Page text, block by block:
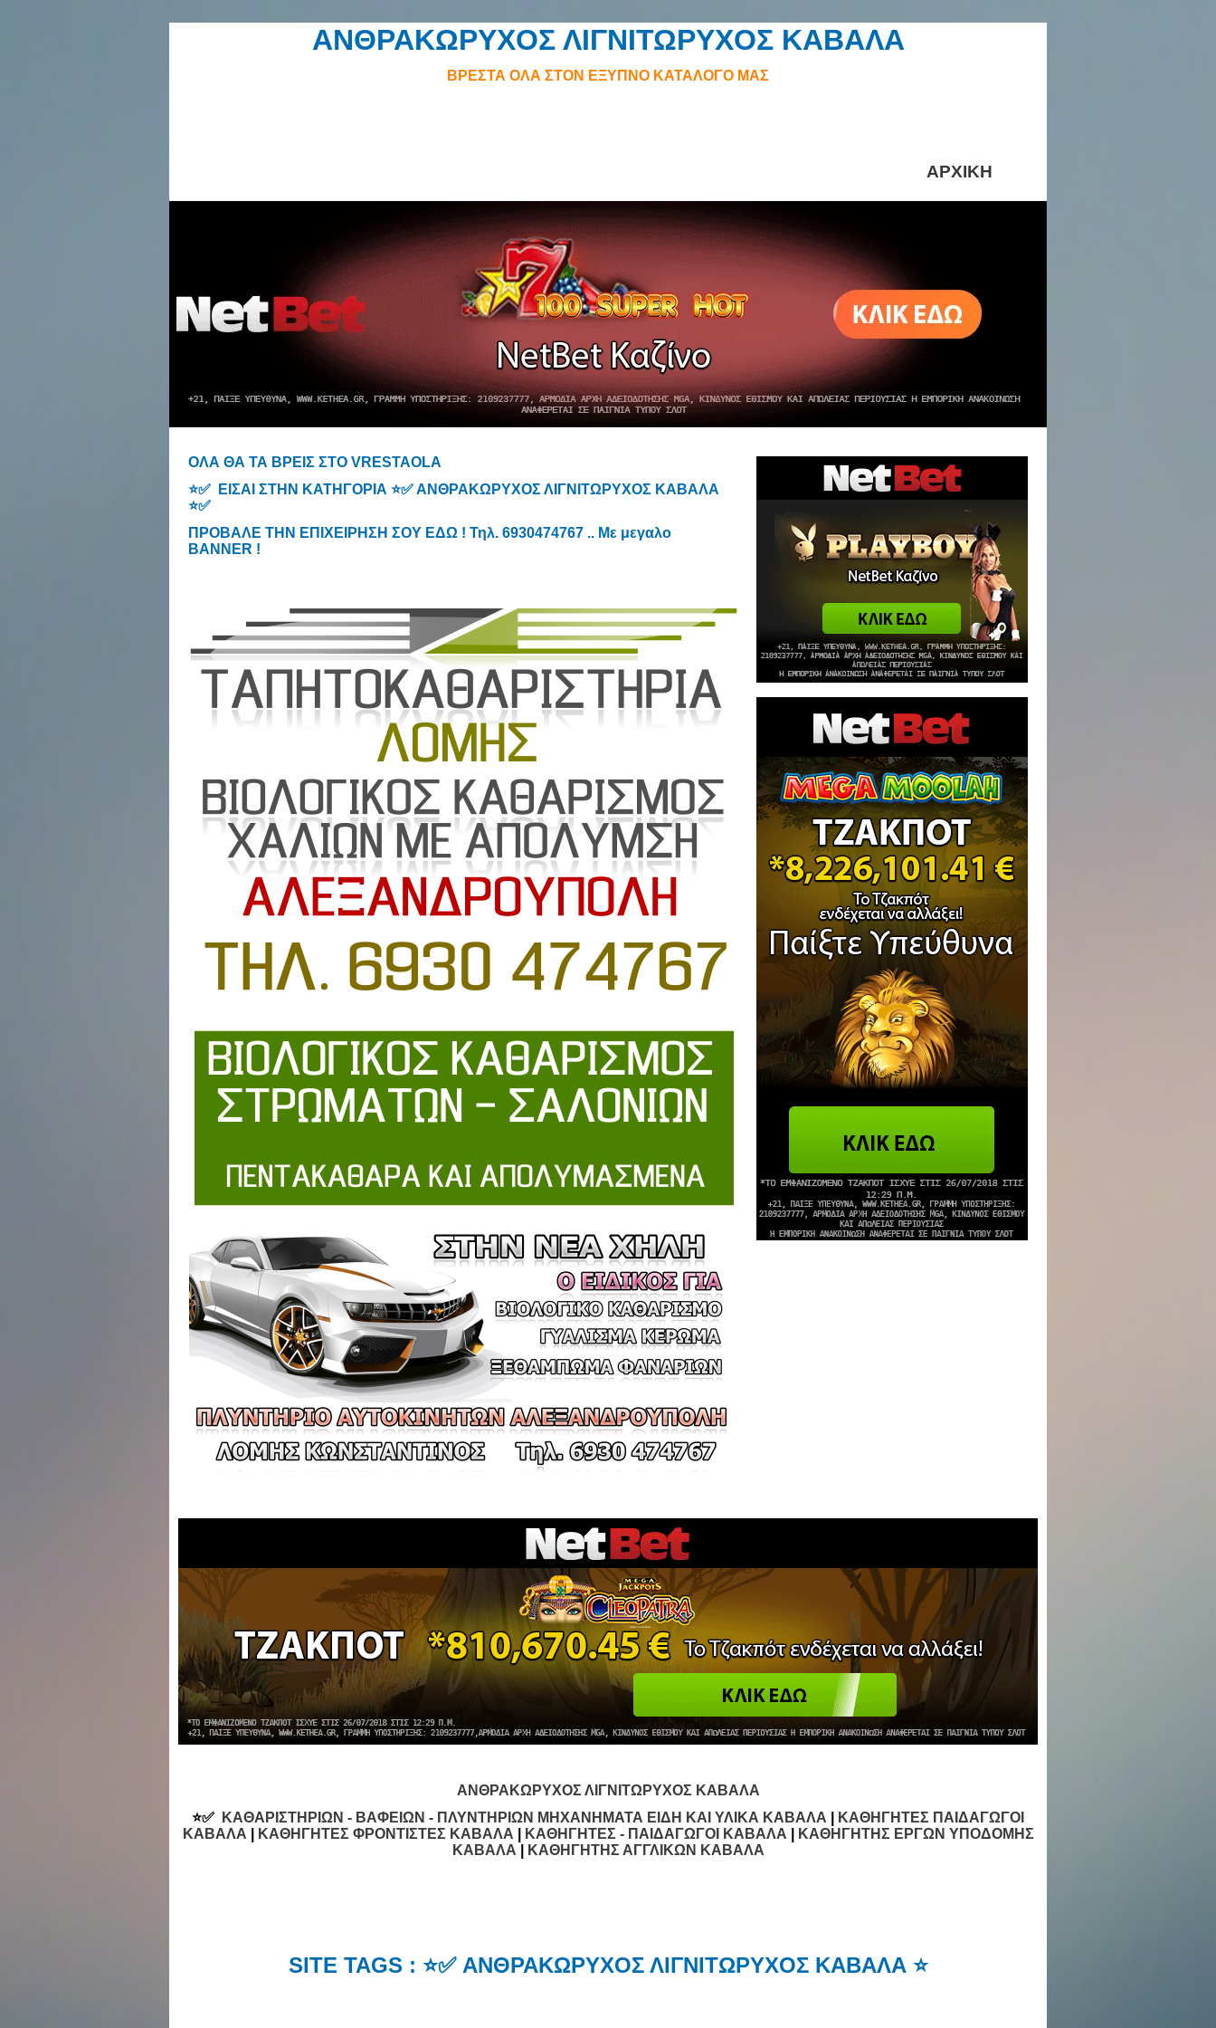
ΑΝΘΡΑΚΩΡΥΧΟΣ ΛΙΓΝΙΤΩΡΥΧΟΣ ΚΑΒΑΛΑ
ΒΡΕΣΤΑ ΟΛΑ ΣΤΟΝ ΕΞΥΠΝΟ ΚΑΤΑΛΟΓΟ ΜΑΣ
ΑΡΧΙΚΗ
ΟΛΑ ΘΑ ΤΑ ΒΡΕΙΣ ΣΤΟ VRESTAOLA
⭐✅ ΕΙΣΑΙ ΣΤΗΝ ΚΑΤΗΓΟΡΙΑ ⭐✅ ΑΝΘΡΑΚΩΡΥΧΟΣ ΛΙΓΝΙΤΩΡΥΧΟΣ ΚΑΒΑΛΑ
⭐✅
ΠΡΟΒΑΛΕ ΤΗΝ ΕΠΙΧΕΙΡΗΣΗ ΣΟΥ ΕΔΩ ! Τηλ. 6930474767 .. Με μεγαλο
BANNER !
ΑΝΘΡΑΚΩΡΥΧΟΣ ΛΙΓΝΙΤΩΡΥΧΟΣ ΚΑΒΑΛΑ
⭐✅
ΚΑΘΑΡΙΣΤΗΡΙΩΝ - ΒΑΦΕΙΩΝ - ΠΛΥΝΤΗΡΙΩΝ ΜΗΧΑΝΗΜΑΤΑ ΕΙΔΗ ΚΑΙ ΥΛΙΚΑ ΚΑΒΑΛΑ
ΚΑΘΗΓΗΤΕΣ ΠΑΙΔΑΓΩΓΟΙ
ΚΑΒΑΛΑ
ΚΑΘΗΓΗΤΕΣ ΦΡΟΝΤΙΣΤΕΣ ΚΑΒΑΛΑ ΚΑΘΗΓΗΤΕΣ - ΠΑΙΔΑΓΩΓΟΙ ΚΑΒΑΛΑ
ΚΑΘΗΓΗΤΗΣ ΕΡΓΩΝ ΥΠΟΔΟΜΗΣ
ΚΑΒΑΛΑ
ΚΑΘΗΓΗΤΗΣ ΑΓΓΛΙΚΩΝ ΚΑΒΑΛΑ
SITE TAGS : ⭐✅ ΑΝΘΡΑΚΩΡΥΧΟΣ ΛΙΓΝΙΤΩΡΥΧΟΣ ΚΑΒΑΛΑ ⭐